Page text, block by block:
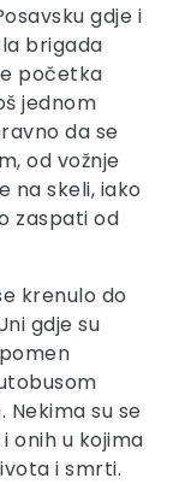
gdje i
brigada
početka
jednom
da se
od vožnje
na skeli, iako
zaspati od
krenulo do
gdje su
su se
onih u kojima
i smrti.